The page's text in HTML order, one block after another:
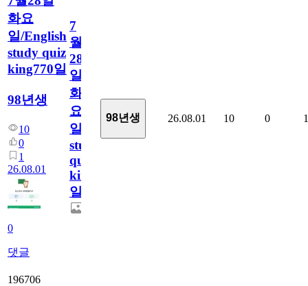
화요
일/English
study quiz
king770일
98년생
10
0
1
26.08.01
0
댓글
7
월
28
일
화
요
일/English
study
quiz
king770
일
98년생 26.08.01 10 0 1
196706